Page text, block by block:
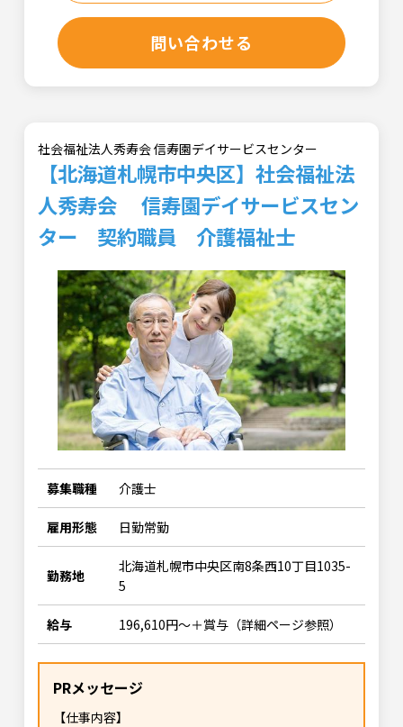
問い合わせる
社会福祉法人秀寿会 信寿園デイサービスセンター
【北海道札幌市中央区】社会福祉法
人秀寿会 信寿園デイサービスセン
ター 契約職員 介護福祉士
募集職種 介護士
雇用形態 日勤常勤
勤務地
北海道札幌市中央区南8条西10丁目1035-
5
給与 196,610円～＋賞与（詳細ページ参照）
PRメッセージ
【仕事内容】